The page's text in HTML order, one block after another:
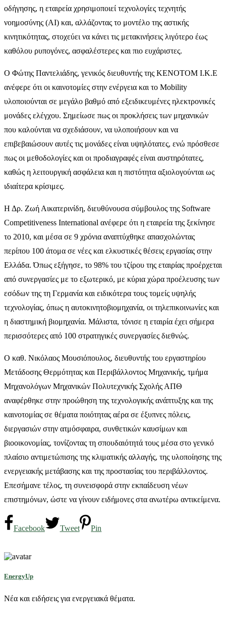
οδήγησης, η εταιρεία χρησιμοποιεί τεχνολογίες τεχνητής
νοημοσύνης (ΑΙ) και, αλλάζοντας το μοντέλο της αστικής
κινητικότητας, στοχεύει να κάνει τις μετακινήσεις λιγότερο έως
καθόλου ρυπογόνες, ασφαλέστερες και πιο ευχάριστες.
Ο Φώτης Παντελιάδης, γενικός διευθυντής της KENOTOM I.K.E
ανέφερε ότι οι καινοτομίες στην ενέργεια και το Mobility
υλοποιούνται σε μεγάλο βαθμό από εξειδικευμένες ηλεκτρονικές
μονάδες ελέγχου. Σημείωσε πως οι προκλήσεις των μηχανικών
που καλούνται να σχεδιάσουν, να υλοποιήσουν και να
επιβεβαιώσουν αυτές τις μονάδες είναι υψηλότατες, ενώ πρόσθεσε
πως οι μεθοδολογίες και οι προδιαγραφές είναι αυστηρότατες,
καθώς η λειτουργική ασφάλεια και η πιστότητα αξιολογούνται ως
ιδιαίτερα κρίσιμες.
Η Δρ. Ζωή Αικατερινίδη, διευθύνουσα σύμβουλος της Software
Competitiveness International ανέφερε ότι η εταιρεία της ξεκίνησε
το 2010, και μέσα σε 9 χρόνια αναπτύχθηκε απασχολώντας
περίπου 100 άτομα σε νέες και ελκυστικές θέσεις εργασίας στην
Ελλάδα. Όπως εξήγησε, το 98% του τζίρου της εταιρίας προέρχεται
από συνεργασίες με το εξωτερικό, με κύρια χώρα προέλευσης των
εσόδων της τη Γερμανία και ειδικότερα τους τομείς υψηλής
τεχνολογίας, όπως η αυτοκινητοβιομηχανία, οι τηλεπικοινωνίες και
η διαστημική βιομηχανία. Μάλιστα, τόνισε η εταιρία έχει σήμερα
περισσότερες από 100 στρατηγικές συνεργασίες διεθνώς.
O καθ. Νικόλαος Μουσιόπουλος, διευθυντής του εργαστηρίου
Μετάδοσης Θερμότητας και Περιβάλλοντος Μηχανικής, τμήμα
Μηχανολόγων Μηχανικών Πολυτεχνικής Σχολής ΑΠΘ
αναφέρθηκε στην προώθηση της τεχνολογικής ανάπτυξης και της
καινοτομίας σε θέματα ποιότητας αέρα σε έξυπνες πόλεις,
διεργασιών στην ατμόσφαιρα, συνθετικών καυσίμων και
βιοοικονομίας, τονίζοντας τη σπουδαιότητά τους μέσα στο γενικό
πλαίσιο αντιμετώπισης της κλιματικής αλλαγής, της υλοποίησης της
ενεργειακής μετάβασης και της προστασίας του περιβάλλοντος.
Επεσήμανε τέλος, τη συνεισφορά στην εκπαίδευση νέων
επιστημόνων, ώστε να γίνουν ειδήμονες στα ανωτέρω αντικείμενα.
Facebook Tweet Pin
EnergyUp
Νέα και ειδήσεις για ενεργειακά θέματα.